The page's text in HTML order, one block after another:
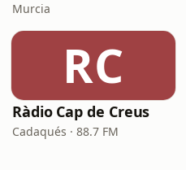
Murcia
RC
Ràdio Cap de Creus
Cadaqués · 88.7 FM